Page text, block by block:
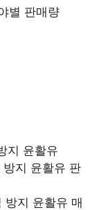
별 판매량
지 윤활유
방지 윤활유 판
방지 윤활유 매